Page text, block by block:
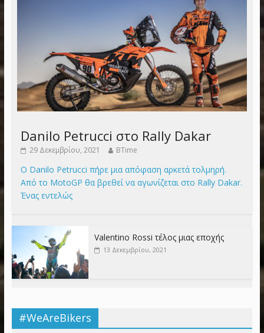
Danilo Petrucci στο Rally Dakar
29 Δεκεμβρίου, 2021 BTime
Ο Danilo Petrucci πήρε μια απόφαση αρκετά τολμηρή.
Από το MotoGP θα βρεθεί να αγωνίζεται στο Rally Dakar.
Ένας εντελώς
Valentino Rossi τέλος μιας εποχής
13 Δεκεμβρίου, 2021
#WeAreBikers